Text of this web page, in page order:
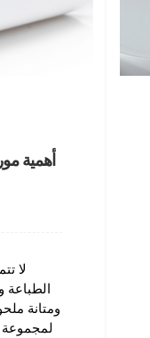
أهمية
لا
الطباعة
ومتانة
لمجموعة